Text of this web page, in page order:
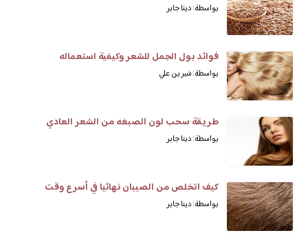
بواسطة: دينا جابر
فوائد بول الجمل للشعر وكيفية استعماله
بواسطة: شيرين علي
طريقة سحب لون الصبغه من الشعر العادي
بواسطة: دينا جابر
كيف اتخلص من الصيبان نهائيا في أسرع وقت
بواسطة: دينا جابر